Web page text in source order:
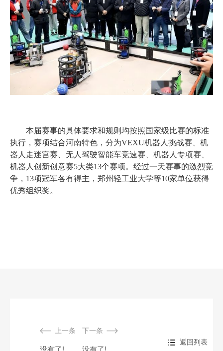
本届赛事的具体要求和规则均按照国家级比赛的标准
执行，赛项结合河南特色，分为VEXU机器人挑战赛、机
器人走迷宫赛、无人驾驶智能车竞速赛、机器人专项赛、
机器人创新创意赛5大类13个赛项。经过一天赛事的激烈竞
争，13项冠军各有得主，郑州轻工业大学等10家单位获得
优秀组织奖。
上一条 下一条
返回列表